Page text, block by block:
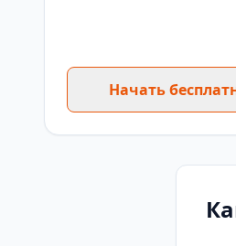
Начать